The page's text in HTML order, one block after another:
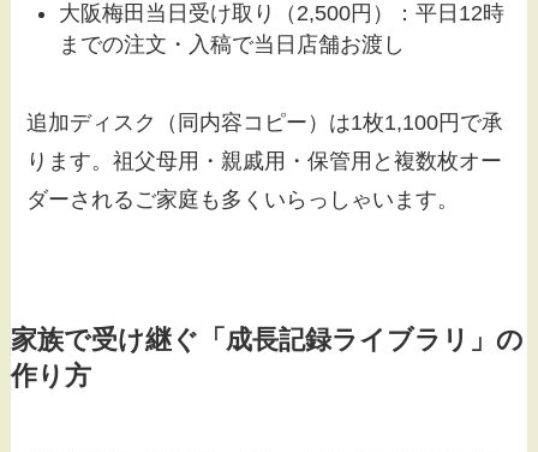
大阪梅田当日受け取り（2,500円）：平日12時
までの注文・入稿で当日店舗お渡し
追加ディスク（同内容コピー）は1枚1,100円で承
ります。祖父母用・親戚用・保管用と複数枚オー
ダーされるご家庭も多くいらっしゃいます。
家族で受け継ぐ「成長記録ライブラリ」の
作り方